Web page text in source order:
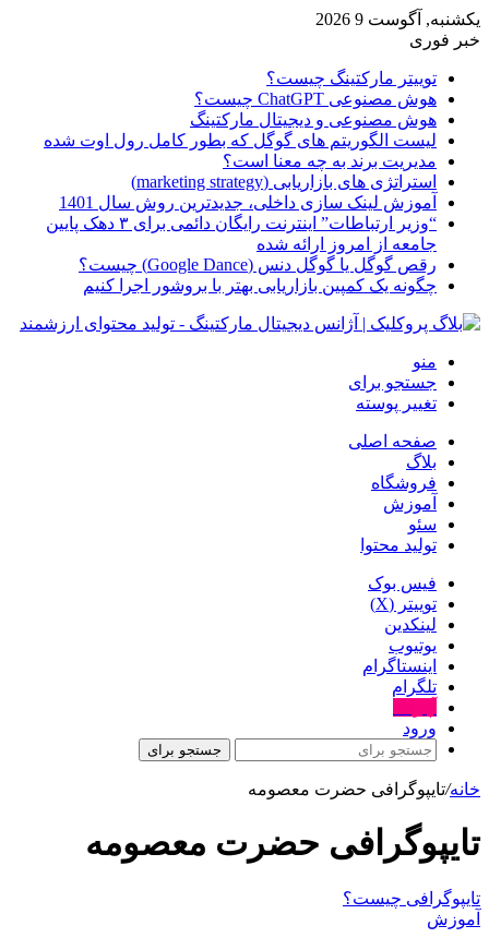
یکشنبه, آگوست 9 2026
خبر فوری
توییتر مارکتینگ چیست؟
هوش مصنوعی ChatGPT چیست؟
هوش مصنوعی و دیجیتال مارکتینگ
لیست الگوریتم های گوگل که بطور کامل رول اوت شده
مدیریت برند به چه معنا است؟
استراتژی های بازاریابی (marketing strategy)
آموزش لینک سازی داخلی، جدیدترین روش سال 1401
“وزیر ارتباطات” اینترنت رایگان دائمی برای ۳ دهک پایین
جامعه از امروز ارائه شده
رقص گوگل یا گوگل دنس (Google Dance) چیست؟
چگونه یک کمپین بازاریابی بهتر با بروشور اجرا کنیم
منو
جستجو برای
تغییر پوسته
صفحه اصلی
بلاگ
فروشگاه
آموزش
سئو
تولید محتوا
فیس بوک
توییتر (X)
لینکدین
یوتیوب
اینستاگرام
تلگرام
ورود
جستجو برای
خانه/تایپوگرافی حضرت معصومه
تایپوگرافی حضرت معصومه
تایپوگرافی چیست؟
آموزش